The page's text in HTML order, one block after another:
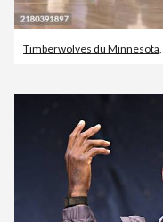
Timberwolves du Minnesota